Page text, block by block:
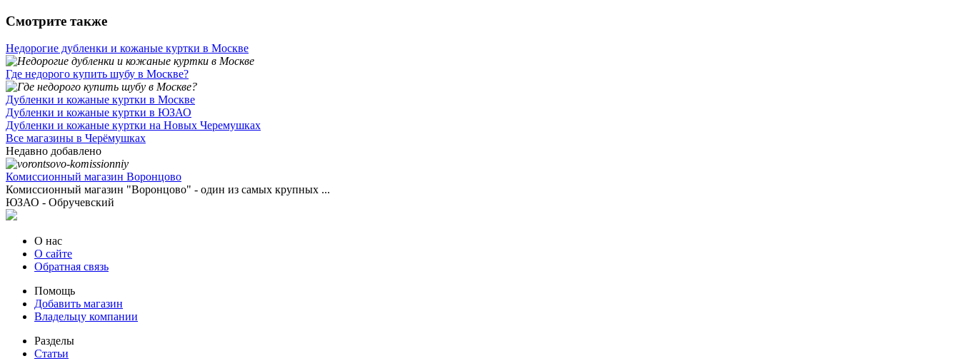
Смотрите также
Недорогие дубленки и кожаные куртки в Москве
Где недорого купить шубу в Москве?
Дубленки и кожаные куртки в Москве
Дубленки и кожаные куртки в ЮЗАО
Дубленки и кожаные куртки на Новых Черемушках
Все магазины в Черёмушках
Недавно добавлено
Комиссионный магазин Воронцово
Комиссионный магазин "Воронцово" - один из самых крупных ...
ЮЗАО - Обручевский
О нас
О сайте
Обратная связь
Помощь
Добавить магазин
Владельцу компании
Разделы
Статьи